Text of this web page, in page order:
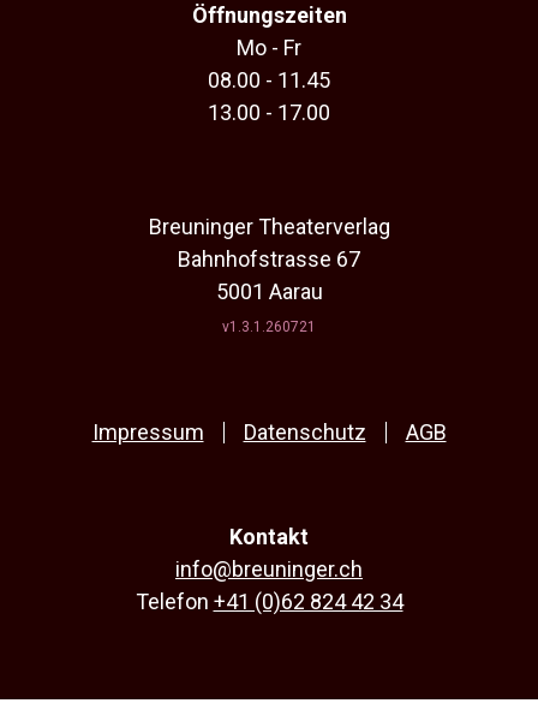
Öffnungszeiten
Mo - Fr
08.00 - 11.45
13.00 - 17.00
Breuninger Theaterverlag
Bahnhofstrasse 67
5001 Aarau
v1.3.1.260721
Impressum Datenschutz AGB
Kontakt
info@breuninger.ch
Telefon +41 (0)62 824 42 34